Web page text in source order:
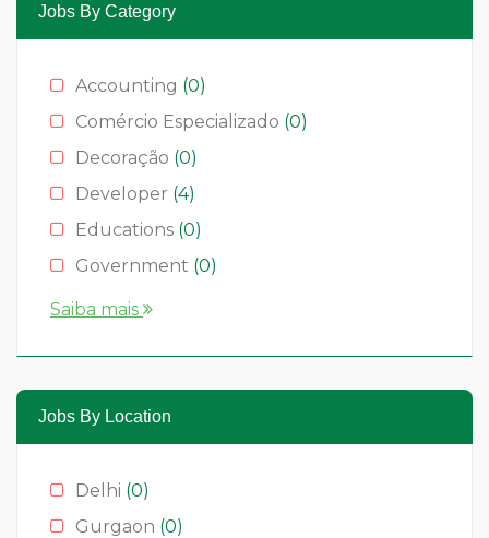
Jobs By Category
Accounting (0)
Comércio Especializado (0)
Decoração (0)
Developer (4)
Educations (0)
Government (0)
Hotelaria
Moda(0)
Restauração(0)
Restaurants
Serviços
(0)
Saiba mais
Jobs By Location
Delhi (0)
Gurgaon (0)